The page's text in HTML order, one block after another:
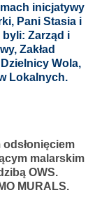
inicjatywy
Pani Stasia i
byli: Zarząd i
Zakład
Wola,
Lokalnych.
malarskim
OWS.
MURALS.